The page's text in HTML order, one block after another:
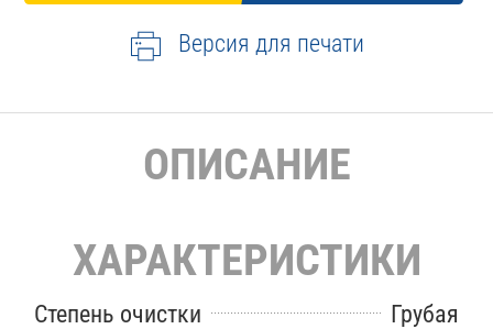
Версия для печати
ОПИСАНИЕ
ХАРАКТЕРИСТИКИ
Степень очистки
Грубая